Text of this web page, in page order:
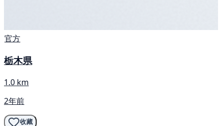
官方
栃木県
1.0 km
2年前
收藏